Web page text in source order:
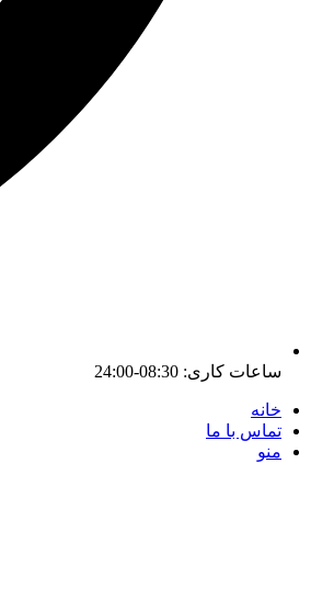
ساعات کاری: 08:30-24:00
خانه
تماس با ما
منو